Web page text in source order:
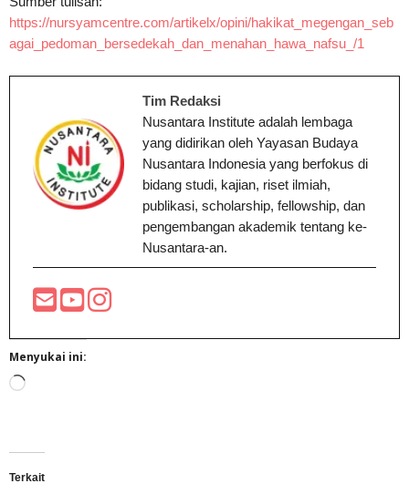
https://nursyamcentre.com/artikelx/opini/hakikat_megengan_seb
agai_pedoman_bersedekah_dan_menahan_hawa_nafsu_/1
Tim Redaksi
Nusantara Institute adalah lembaga
yang didirikan oleh Yayasan Budaya
Nusantara Indonesia yang berfokus di
bidang studi, kajian, riset ilmiah,
publikasi, scholarship, fellowship, dan
pengembangan akademik tentang ke-
Nusantara-an.
Menyukai ini:
Memuat...
Terkait